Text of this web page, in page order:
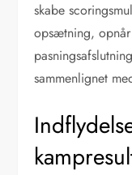
skabe
opsætning,
sammenlignet